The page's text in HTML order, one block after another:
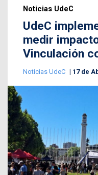
Noticias UdeC
UdeC
medir
Vinculación
Noticias UdeC 17 de